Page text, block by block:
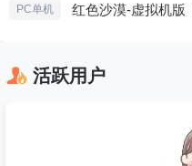
PC单机
活跃用户